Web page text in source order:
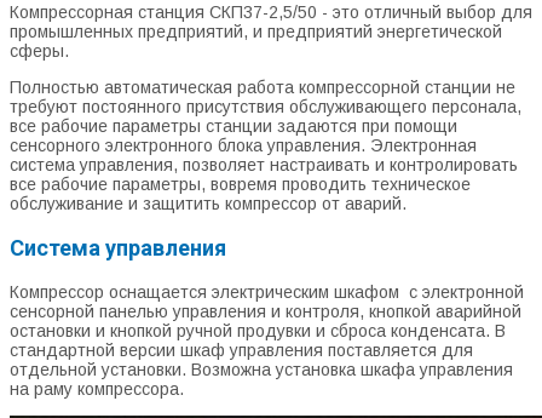
Компрессорная станция СКП37-2,5/50 - это отличный выбор для
промышленных предприятий, и предприятий энергетической
сферы.
Полностью автоматическая работа компрессорной станции не
требуют постоянного присутствия обслуживающего персонала,
все рабочие параметры станции задаются при помощи
сенсорного электронного блока управления. Электронная
система управления, позволяет настраивать и контролировать
все рабочие параметры, вовремя проводить техническое
обслуживание и защитить компрессор от аварий.
Система управления
Компрессор оснащается электрическим шкафом с электронной
сенсорной панелью управления и контроля, кнопкой аварийной
остановки и кнопкой ручной продувки и сброса конденсата. В
стандартной версии шкаф управления поставляется для
отдельной установки. Возможна установка шкафа управления
на раму компрессора.